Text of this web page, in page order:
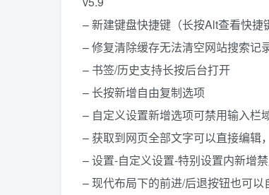
– 新建键盘快捷键（长按Alt查看快捷
– 修复清除缓存无法清空网站搜索记
– 书签/历史支持长按后台打开
– 长按新增自由复制选项
– 自定义设置新增选项可禁用输入栏
– 获取到网页全部文字可以直接编辑
– 设置-自定义设置-特别设置内新增
– 现代布局下的前进/后退按钮也可以